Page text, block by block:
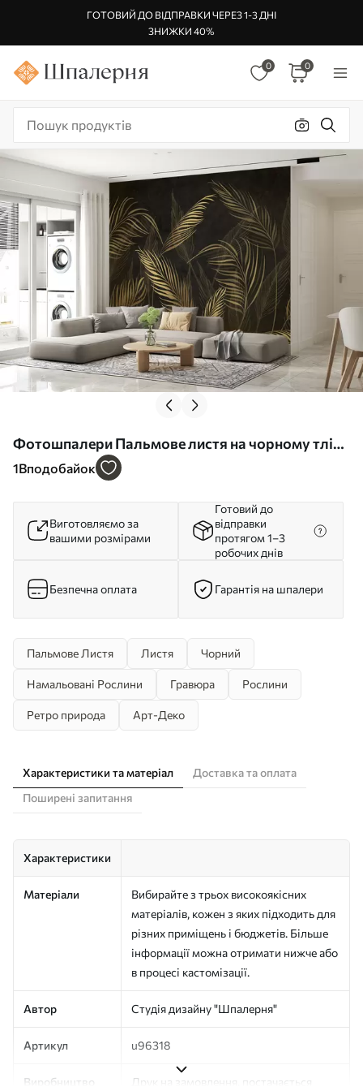
ГОТОВИЙ ДО ВІДПРАВКИ ЧЕРЕЗ 1-3 ДНІ
ЗНИЖКИ 40%
0 0
Фотошпалери Пальмове листя на чорному тлі
стіни u96318
1Вподобайок
Виготовляємо за
вашими розмірами
Готовий до
відправки
протягом 1–3
робочих днів
Безпечна оплата Гарантія на шпалери
Пальмове Листя Листя Чорний
Намальовані Рослини Гравюра Рослини
Ретро природа Арт-Деко
Характеристики та матеріал
Доставка та оплата
Поширені запитання
Характеристики
Матеріали
Вибирайте з трьох високоякісних
матеріалів, кожен з яких підходить для
різних приміщень і бюджетів. Більше
інформації можна отримати нижче або
в процесі кастомізації.
Автор Студія дизайну "Шпалерня"
Артикул u96318
Виробництво
Друк на замовлення, постачається